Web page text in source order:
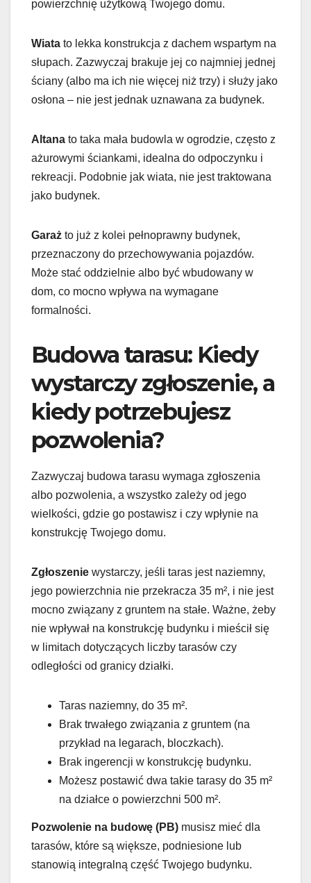
powierzchnię użytkową Twojego domu.
Wiata to lekka konstrukcja z dachem wspartym na
słupach. Zazwyczaj brakuje jej co najmniej jednej
ściany (albo ma ich nie więcej niż trzy) i służy jako
osłona – nie jest jednak uznawana za budynek.
Altana to taka mała budowla w ogrodzie, często z
ażurowymi ściankami, idealna do odpoczynku i
rekreacji. Podobnie jak wiata, nie jest traktowana
jako budynek.
Garaż to już z kolei pełnoprawny budynek,
przeznaczony do przechowywania pojazdów.
Może stać oddzielnie albo być wbudowany w
dom, co mocno wpływa na wymagane
formalności.
Budowa tarasu: Kiedy
wystarczy zgłoszenie, a
kiedy potrzebujesz
pozwolenia?
Zazwyczaj budowa tarasu wymaga zgłoszenia
albo pozwolenia, a wszystko zależy od jego
wielkości, gdzie go postawisz i czy wpłynie na
konstrukcję Twojego domu.
Zgłoszenie wystarczy, jeśli taras jest naziemny,
jego powierzchnia nie przekracza 35 m², i nie jest
mocno związany z gruntem na stałe. Ważne, żeby
nie wpływał na konstrukcję budynku i mieścił się
w limitach dotyczących liczby tarasów czy
odległości od granicy działki.
Taras naziemny, do 35 m².
Brak trwałego związania z gruntem (na
przykład na legarach, bloczkach).
Brak ingerencji w konstrukcję budynku.
Możesz postawić dwa takie tarasy do 35 m²
na działce o powierzchni 500 m².
Pozwolenie na budowę (PB) musisz mieć dla
tarasów, które są większe, podniesione lub
stanowią integralną część Twojego budynku.